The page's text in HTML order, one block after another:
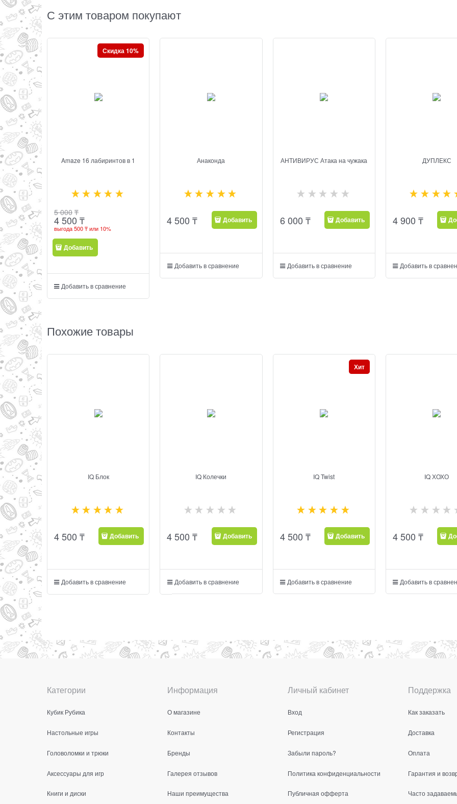
С этим товаром покупают
Amaze 16 лабиринтов в 1
Скидка 10%
5 000 ₸
4 500 ₸
выгода500 ₸или 10%
Добавить
Добавить в сравнение
Анаконда
4 500 ₸ Добавить
Добавить в сравнение
АНТИВИРУС Атака на чужака
6 000 ₸ Добавить
Добавить в сравнение
ДУПЛЕКС
4 900 ₸
Добавить в
Похожие товары
IQ Блок
4 500 ₸ Добавить
Добавить в сравнение
IQ Колечки
4 500 ₸ Добавить
Добавить в сравнение
IQ Twist
Хит
4 500 ₸ Добавить
Добавить в сравнение
IQ ХОХО
4 500 ₸
Добавить в
Категории
Кубик Рубика
Настольные игры
Головоломки и трюки
Аксессуары для игр
Книги и диски
Информация
О магазине
Контакты
Бренды
Галерея отзывов
Наши преимущества
Личный кабинет
Вход
Регистрация
Забыли пароль?
Политика конфиденциальности
Публичная офферта
Поддержка
Как заказать
Доставка
Оплата
Гарантия и
Часто